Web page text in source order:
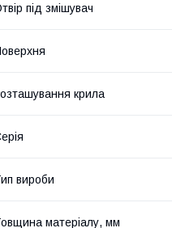
під змішувач
крила
вироби
матеріалу, мм